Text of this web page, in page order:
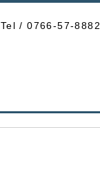
Tel / 0766-57-8882